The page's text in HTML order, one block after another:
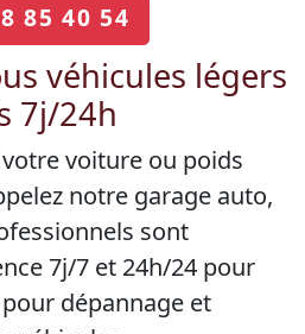
85 40 54
véhicules légers
7j/24h
votre voiture ou poids
notre garage auto,
sont
7j/7 et 24h/24 pour
dépannage et